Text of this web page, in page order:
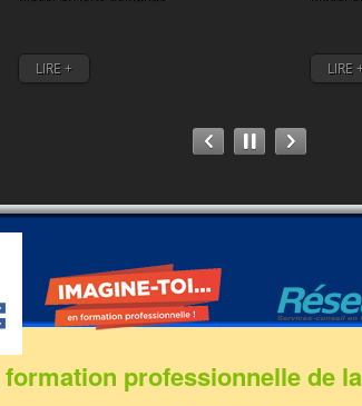
LIRE + LIRE
professionnelle de